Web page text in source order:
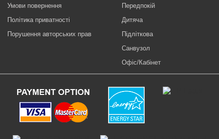
Умови повернення
Політика приватності
Порушення авторських прав
Передпокій
Дитяча
Підліткова
Санвузол
Офіс/Кабінет